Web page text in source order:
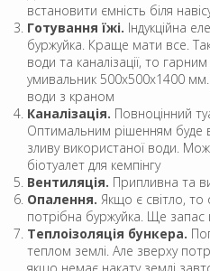
встановити ємність біля
Готування їжі. Індукційна
буржуйка. Краще мати все.
води та каналізації, то
умивальник 500х500х1400
води з краном
Каналізація. Повноцінний
Оптимальним рішенням буде
зливу використаної води.
біотуалет для кемпінгу
Вентиляція. Припливна та
Опалення. Якщо є світло, то
потрібна буржуйка. Ще запас
Теплоізоляція бункера.
теплом землі. Але зверху